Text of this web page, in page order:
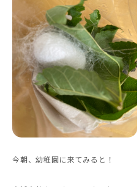
今朝、幼稚園に来てみると！